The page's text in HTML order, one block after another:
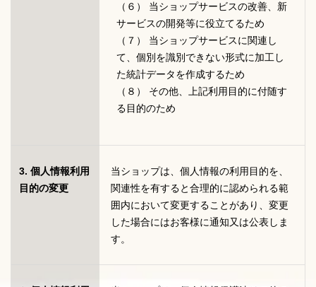
（６） 当ショップサービスの改善、新
サービスの開発等に役立てるため
（７） 当ショップサービスに関連し
て、個別を識別できない形式に加工し
た統計データを作成するため
（８） その他、上記利用目的に付随す
る目的のため
3. 個人情報利用
目的の変更
当ショップは、個人情報の利用目的を、
関連性を有すると合理的に認められる範
囲内において変更することがあり、変更
した場合にはお客様に通知又は公表しま
す。